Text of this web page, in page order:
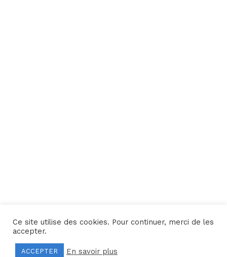
Une réalisation Yata!
Mentions légales–Politique de confidentialité
Ce site utilise des cookies. Pour continuer, merci de les
accepter.
ACCEPTER En savoir plus